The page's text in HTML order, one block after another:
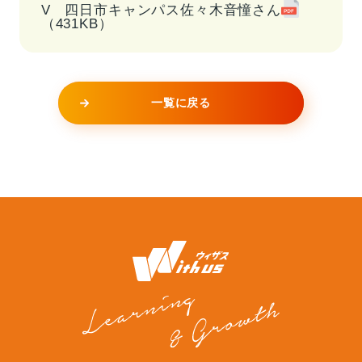
V 四日市キャンパス佐々木音憧さん
（431KB）
一覧に戻る